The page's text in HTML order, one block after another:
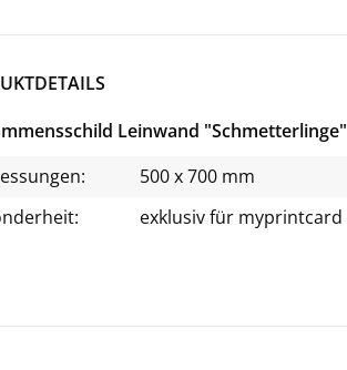
Leinwand "Schmetterlinge"
500 x 700 mm
exklusiv für myprintcard